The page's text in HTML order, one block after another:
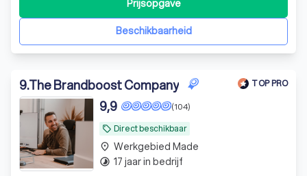
Beschikbaarheid
Prijsopgave
9.The Brandboost Company TOP PRO
local_offer Direct beschikbaar
(104)
9,9
place Werkgebied Made
timelapse 17 jaar in bedrijf